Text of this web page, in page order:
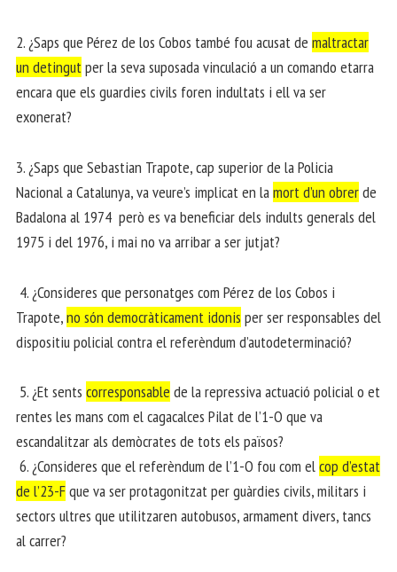
2. ¿Saps que Pérez de los Cobos també fou acusat de maltractar
un detingutper la seva suposada vinculació a un comando etarra
encara que els guardies civils foren indultats i ell va ser
exonerat?
3. ¿Saps que Sebastian Trapote, cap superior de la Policia
Nacional a Catalunya, va veure’s implicat en lamort d’un obrerde
Badalona al 1974 però es va beneficiar dels indults generals del
1975 i del 1976, i mai no va arribar a ser jutjat?
4. ¿Consideres que personatges com Pérez de los Cobos i
Trapote,no són democràticament idonis per ser responsables del
dispositiu policial contra el referèndum d’autodeterminació?
5. ¿Et sents corresponsable de la repressiva actuació policial o et
rentes les mans com el cagacalces Pilat de l’1-O que va
escandalitzar als demòcrates de tots els països?
6. ¿Consideres que el referèndum de l’1-O fou com elcop d’estat
de l’23-Fque va ser protagonitzat per guàrdies civils, militars i
sectors ultres que utilitzaren autobusos, armament divers, tancs
al carrer?